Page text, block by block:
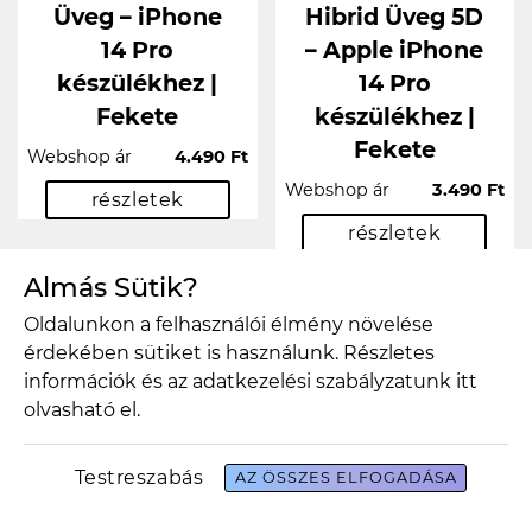
Üveg – iPhone
14 Pro
készülékhez |
Fekete
Webshop ár 4.490 Ft
részletek
Hibrid Üveg 5D
– Apple iPhone
14 Pro
készülékhez |
Fekete
Webshop ár 3.490 Ft
részletek
Almás Sütik?
Oldalunkon a felhasználói élmény növelése
érdekében sütiket is használunk. Részletes
információk és az adatkezelési szabályzatunk itt
olvasható el.
Testreszabás AZ ÖSSZES ELFOGADÁSA